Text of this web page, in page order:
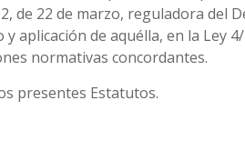
de 22 de marzo, reguladora del
aplicación de aquélla, en la Ley
normativas concordantes.
presentes Estatutos.